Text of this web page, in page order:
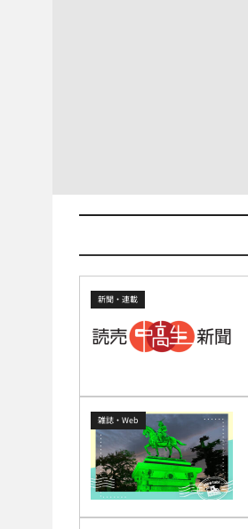
新聞・連載
雑誌・Web